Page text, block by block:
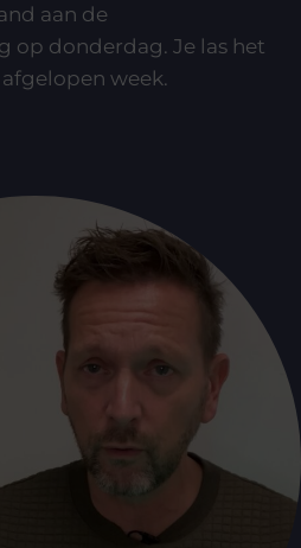
aan de
op donderdag. Je las het
week.